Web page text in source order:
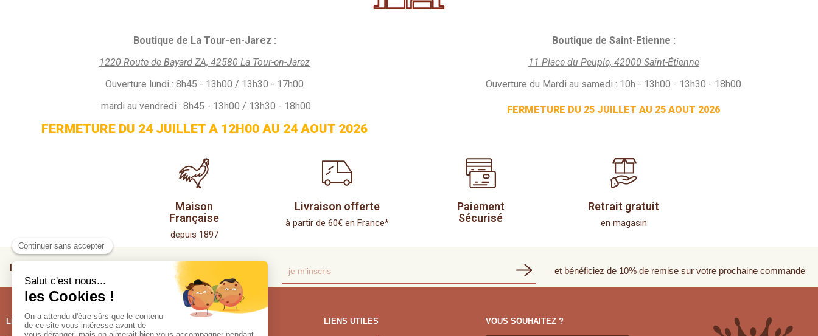
Boutique de La Tour-en-Jarez :
1220 Route de Bayard ZA, 42580 La Tour-en-Jarez
Ouverture lundi : 8h45 - 13h00 / 13h30 - 17h00
mardi au vendredi : 8h45 - 13h00 / 13h30 - 18h00
FERMETURE DU 24 JUILLET A 12H00 AU 24 AOUT 2026
Boutique de Saint-Etienne :
11 Place du Peuple, 42000 Saint-Étienne
Ouverture du Mardi au samedi : 10h - 13h00 - 13h30 - 18h00
FERMETURE DU 25 JUILLET AU 25 AOUT 2026
Maison
Française
depuis 1897
Livraison offerte
à partir de 60€ en France*
Paiement
Sécurisé
Retrait gratuit
en magasin
INSCRIVEZ VOUS À NOTRE NEWSLETTER et bénéficiez de 10% de remise sur votre prochaine commande
LES BOUTIQUES NOS PRODUITS LIENS UTILES VOUS SOUHAITEZ ?